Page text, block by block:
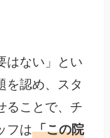
はない」とい
を認め、スタ
ることで、チ
フは「この院